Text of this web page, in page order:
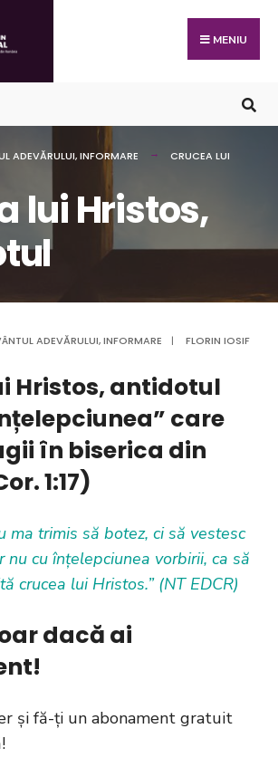
MENIU
ADEVĂRULUI,INFORMARE
CRUCEA LUI
lui Hristos,
ADEVĂRULUI,INFORMARE | FLORIN IOSIF
Hristos, antidotul
care
în biserica din
1:17)
ma trimis să botez, ci să vestesc
nu cu înțelepciunea vorbirii, ca să
crucea lui Hristos.” (NT EDCR)
dacă ai
și fă-ți un abonament gratuit